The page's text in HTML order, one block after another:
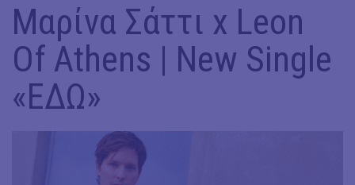
Μαρίνα Σάττι x Leon
Of Athens | New Single
«ΕΔΩ»